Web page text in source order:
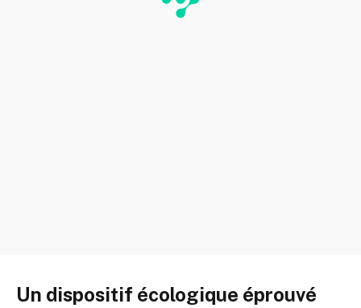
Un dispositif écologique éprouvé